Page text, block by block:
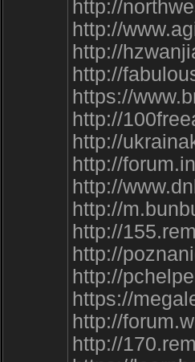
http://
http://
http://
http://
https://
http://
http://
http://
http://
http://
http://
http://
http://
https://
http://
http://